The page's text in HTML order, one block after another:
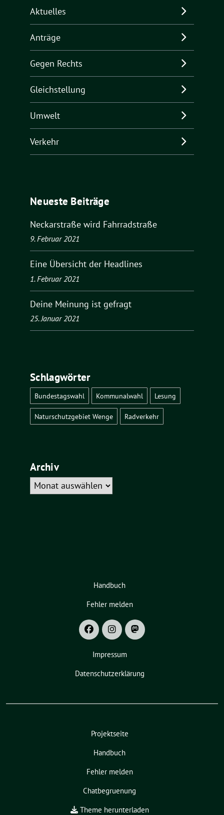
Aktuelles
Anträge
Gegen Rechts
Gleichstellung
Umwelt
Verkehr
Neueste Beiträge
Neckarstraße wird Fahrradstraße
9. Februar 2021
Eine Übersicht der Headlines
1. Februar 2021
Deine Meinung ist gefragt
25. Januar 2021
Schlagwörter
Bundestagswahl Kommunalwahl Lesung
Naturschutzgebiet Wenge Radverkehr
Archiv
Archiv
Handbuch
Fehler melden
Impressum
Datenschutzerklärung
Projektseite
Handbuch
Fehler melden
Chatbegruenung
Theme herunterladen